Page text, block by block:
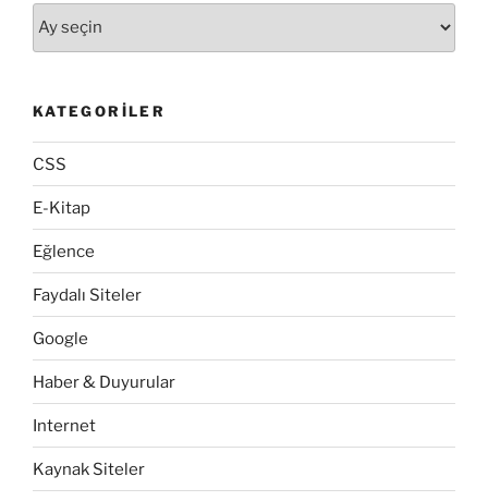
KATEGORILER
CSS
E-Kitap
Eğlence
Faydalı Siteler
Google
Haber & Duyurular
Internet
Kaynak Siteler